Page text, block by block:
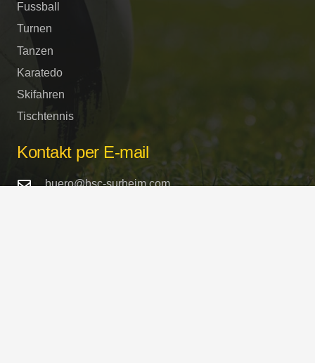
Fussball
Turnen
Tanzen
Karatedo
Skifahren
Tischtennis
Kontakt per E-mail
buero@bsc-surheim.com